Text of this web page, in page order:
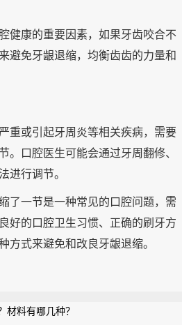
康的重要因素，如果牙齿咬合不
避免牙龈退缩，均衡齿齿的力量和
或引起牙周炎等相关疾病，需要
。口腔医生可能会通过牙周翻修、
进行调节。
一节是一种常见的口腔问题，需
好的口腔卫生习惯、正确的刷牙方
方式来避免和改良牙龈退缩。
材料有哪几种？